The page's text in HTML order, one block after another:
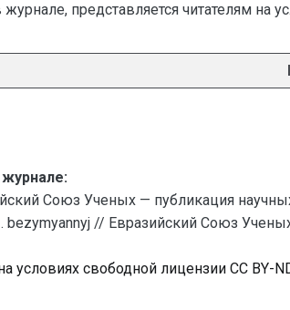
представляется читателям на
Союз Ученых — публикация
. bezymyannyj // Евразийский Союз
условиях свободной лицензии CC BY-